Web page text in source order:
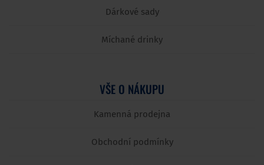
Dárkové sady
Míchané drinky
VŠE O NÁKUPU
Kamenná prodejna
Obchodní podmínky